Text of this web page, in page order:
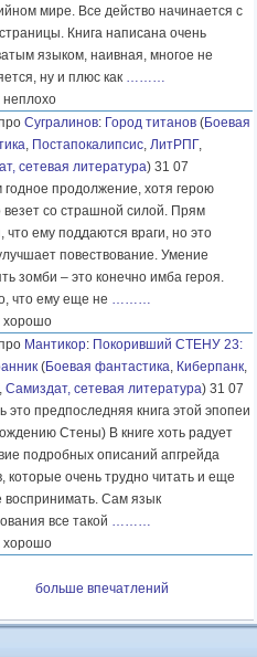
мире. Все действо начинается с
Книга написана очень
языком, наивная, многое не
ну и плюс как ………
неплохо
Сугралинов: Город титанов (Боевая
, Постапокалипсис, ЛитРПГ,
сетевая литература) 31 07
годное продолжение, хотя герою
везет со страшной силой. Прям
что ему поддаются враги, но это
повествование. Умение
зомби – это конечно имба героя.
что ему еще не ………
хорошо
Мантикор: Покоривший СТЕНУ 23:
(Боевая фантастика, Киберпанк,
, Самиздат, сетевая литература) 31 07
это предпоследняя книга этой эпопеи
Стены) В книге хоть радует
подробных описаний апгрейда
которые очень трудно читать и еще
воспринимать. Сам язык
все такой ………
хорошо
больше впечатлений